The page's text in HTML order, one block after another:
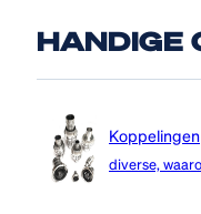
HANDIGE
Koppelingen
diverse,